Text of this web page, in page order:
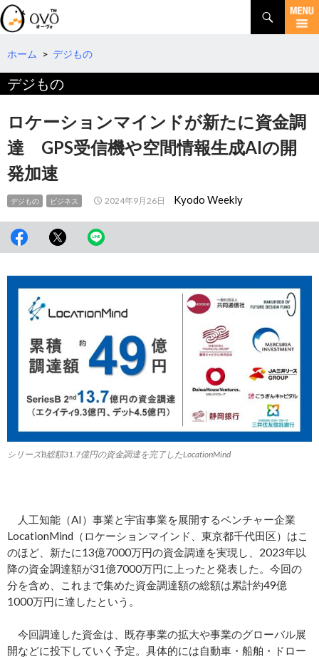
検
索
コ
テ
ツ
へ
ホーム > デジもの
デジもの
ロケーションマインドが新たに資金調
達 GPS受信機や空間情報生成AIの開
発加速
デジもの ビジネス 2024年9月26日 Kyodo Weekly
シリーズB総額31.7億円の資金調達を完了したLocationMind
人工知能（AI）事業と宇宙事業を展開するベンチャー企業
LocationMind（ロケーションマインド、東京都千代田区）はこ
のほど、新たに13億7000万円の資金調達を実現し、2023年以
降の資金調達額が31億7000万円に上ったと発表した。今回の
分を含め、これまで集めた資金調達額の総額は累計約49億
1000万円に達したという。
今回調達した資金は、既存事業の拡大や事業のグローバル展
開などに投下していく予定。具体的には自動車・船舶・ドロー